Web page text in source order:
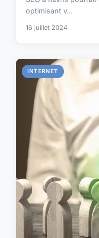
optimisant v...
16 juillet 2024
INTERNET